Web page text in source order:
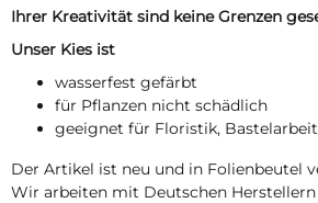
Ihrer Kreativität sind keine Grenzen
Unser Kies ist
wasserfest gefärbt
für Pflanzen nicht schädlich
geeignet für Floristik,
Der Artikel ist neu und in Folienbeutel
Wir arbeiten mit Deutschen